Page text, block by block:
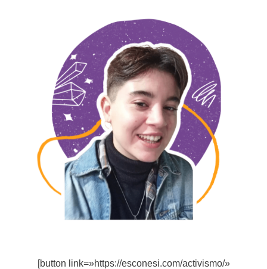
[button link=»https://esconesi.com/activismo/»